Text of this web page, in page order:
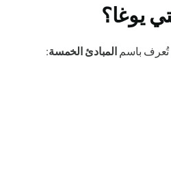
يوغا؟
تُعرف باسمالمبادئ الخمسة: